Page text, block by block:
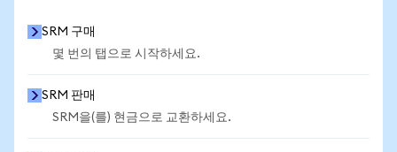
SRM 구매
몇 번의 탭으로 시작하세요.
SRM 판매
SRM을(를) 현금으로 교환하세요.